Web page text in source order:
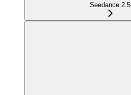
Seedance 2.5